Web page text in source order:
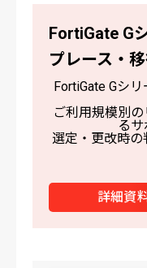
ペック比較ではな
FortiGate G
プレース・
FortiGate Gシ
ご利用規模別
るサ
選定・更改時
詳細資